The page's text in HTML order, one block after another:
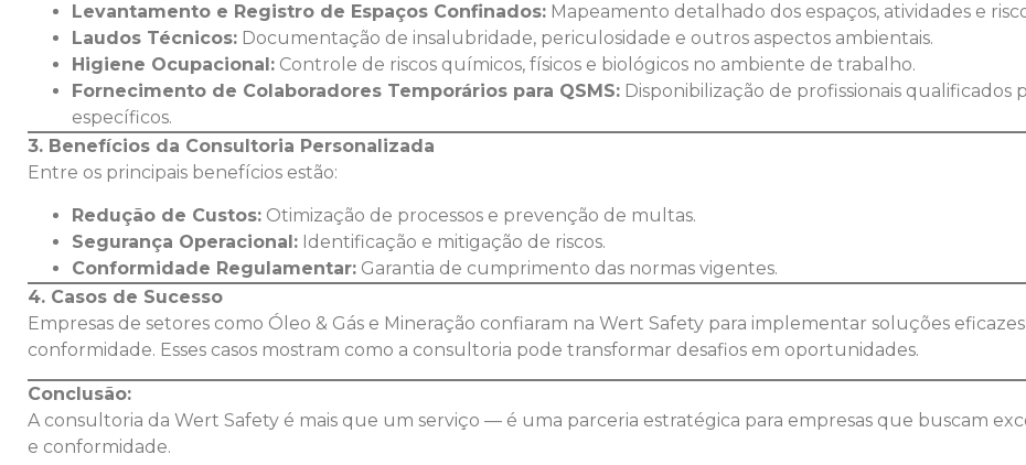
Levantamento e Registro de Espaços Confinados: Mapeamento detalhado dos espaços, atividades e
Laudos Técnicos: Documentação de insalubridade, periculosidade e outros aspectos ambientais.
Higiene Ocupacional: Controle de riscos químicos, físicos e biológicos no ambiente de trabalho.
Fornecimento de Colaboradores Temporários para QSMS: Disponibilização de profissionais qualificados
específicos.
3. Benefícios da Consultoria Personalizada
Entre os principais benefícios estão:
Redução de Custos: Otimização de processos e prevenção de multas.
Segurança Operacional: Identificação e mitigação de riscos.
Conformidade Regulamentar: Garantia de cumprimento das normas vigentes.
4. Casos de Sucesso
Empresas de setores como Óleo & Gás e Mineração confiaram na Wert Safety para implementar soluções
conformidade. Esses casos mostram como a consultoria pode transformar desafios em oportunidades.
Conclusão:
A consultoria da Wert Safety é mais que um serviço — é uma parceria estratégica para empresas que buscam
e conformidade.